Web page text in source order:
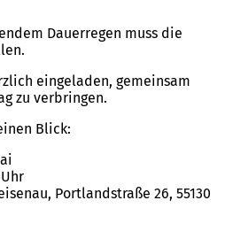
Dauerregen muss die
eingeladen, gemeinsam
zu verbringen.
Blick:
Portlandstraße 26, 55130